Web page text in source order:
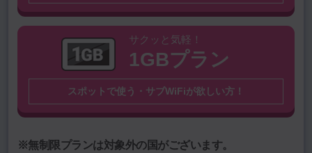
サクッと気軽！
1GBプラン
スポットで使う・サブWiFiが欲しい方！
※無制限プランは対象外の国がございます。
その他の国を検索
※無制限プラン対象外国はこちら
渡航期間を選択